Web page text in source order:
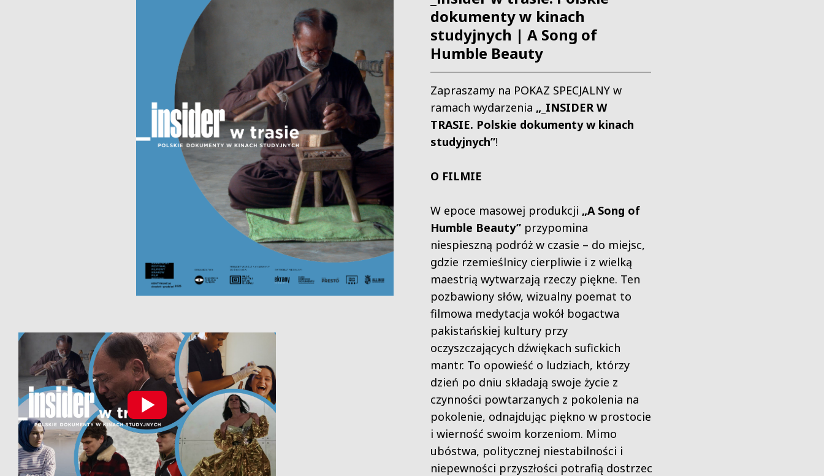
dokumenty w kinach
studyjnych | A Song of
Humble Beauty
Zapraszamy na POKAZ SPECJALNY w
ramach wydarzenia „_INSIDER W
TRASIE. Polskie dokumenty w kinach
studyjnych”!
O FILMIE
W epoce masowej produkcji „A Song of
Humble Beauty” przypomina
niespieszną podróż w czasie – do miejsc,
gdzie rzemieślnicy cierpliwie i z wielką
maestrią wytwarzają rzeczy piękne. Ten
pozbawiony słów, wizualny poemat to
filmowa medytacja wokół bogactwa
pakistańskiej kultury przy
oczyszczających dźwiękach sufickich
mantr. To opowieść o ludziach, którzy
dzień po dniu składają swoje życie z
czynności powtarzanych z pokolenia na
pokolenie, odnajdując piękno w prostocie
i wierność swoim korzeniom. Mimo
ubóstwa, politycznej niestabilności i
niepewności przyszłości potrafią dostrzec